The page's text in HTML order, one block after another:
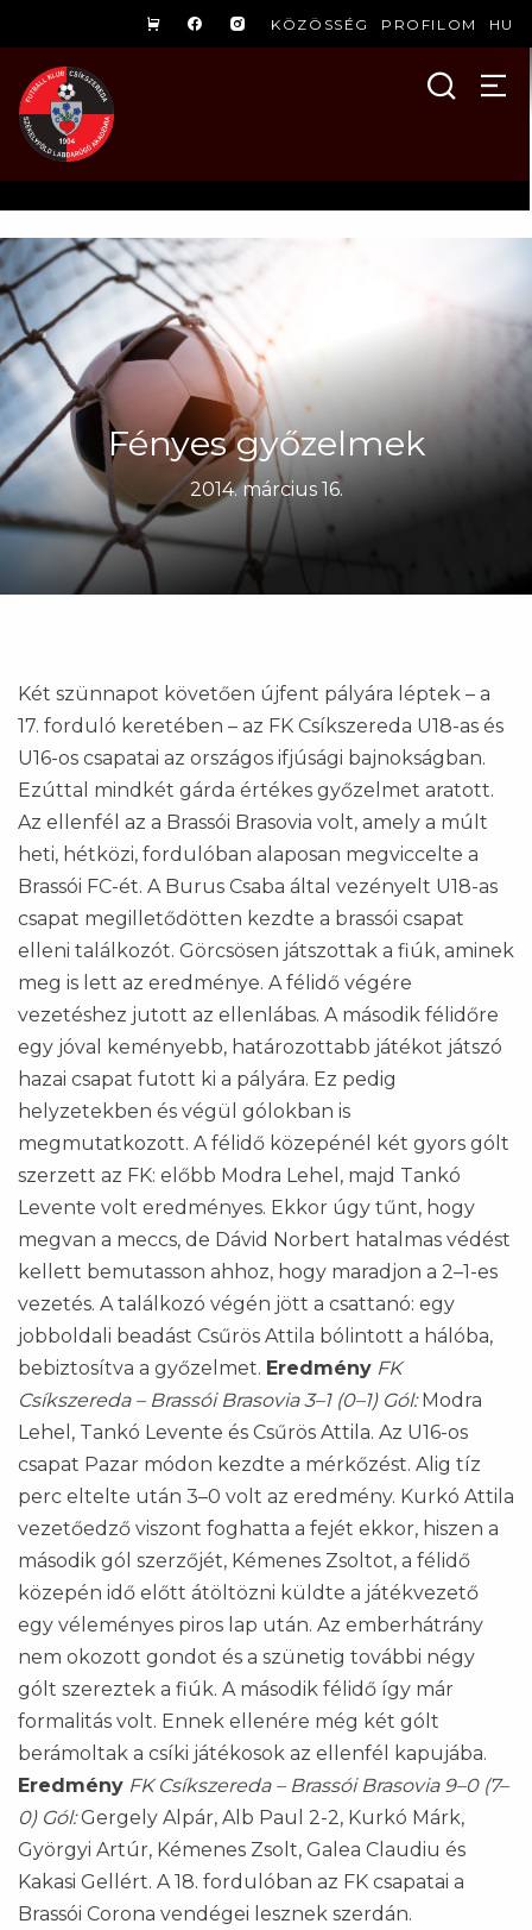
KÖZÖSSÉG PROFILOM HU
Fényes győzelmek
2014. március 16.
Két szünnapot követően újfent pályára léptek – a
17. forduló keretében – az FK Csíkszereda U18-as és
U16-os csapatai az országos ifjúsági bajnokságban.
Ezúttal mindkét gárda értékes győzelmet aratott.
Az ellenfél az a Brassói Brasovia volt, amely a múlt
heti, hétközi, fordulóban alaposan megviccelte a
Brassói FC-ét. A Burus Csaba által vezényelt U18-as
csapat megilletődötten kezdte a brassói csapat
elleni találkozót. Görcsösen játszottak a fiúk, aminek
meg is lett az eredménye. A félidő végére
vezetéshez jutott az ellenlábas. A második félidőre
egy jóval keményebb, határozottabb játékot játszó
hazai csapat futott ki a pályára. Ez pedig
helyzetekben és végül gólokban is
megmutatkozott. A félidő közepénél két gyors gólt
szerzett az FK: előbb Modra Lehel, majd Tankó
Levente volt eredményes. Ekkor úgy tűnt, hogy
megvan a meccs, de Dávid Norbert hatalmas védést
kellett bemutasson ahhoz, hogy maradjon a 2–1-es
vezetés. A találkozó végén jött a csattanó: egy
jobboldali beadást Csűrös Attila bólintott a hálóba,
bebiztosítva a győzelmet. Eredmény FK
Csíkszereda – Brassói Brasovia 3–1 (0–1) Gól:Modra
Lehel, Tankó Levente és Csűrös Attila. Az U16-os
csapat Pazar módon kezdte a mérkőzést. Alig tíz
perc eltelte után 3–0 volt az eredmény. Kurkó Attila
vezetőedző viszont foghatta a fejét ekkor, hiszen a
második gól szerzőjét, Kémenes Zsoltot, a félidő
közepén idő előtt átöltözni küldte a játékvezető
egy véleményes piros lap után. Az emberhátrány
nem okozott gondot és a szünetig további négy
gólt szereztek a fiúk. A második félidő így már
formalitás volt. Ennek ellenére még két gólt
berámoltak a csíki játékosok az ellenfél kapujába.
Eredmény FK Csíkszereda – Brassói Brasovia 9–0 (7–
0) Gól:Gergely Alpár, Alb Paul 2-2, Kurkó Márk,
Györgyi Artúr, Kémenes Zsolt, Galea Claudiu és
Kakasi Gellért. A 18. fordulóban az FK csapatai a
Brassói Corona vendégei lesznek szerdán.